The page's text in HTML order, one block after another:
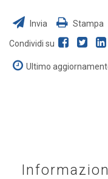
Invia Stampa
Condividi su
Ultimo